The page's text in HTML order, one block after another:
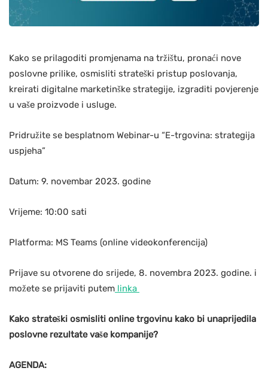
Kako se prilagoditi promjenama na tržištu, pronaći nove
poslovne prilike, osmisliti strateški pristup poslovanja,
kreirati digitalne marketinške strategije, izgraditi povjerenje
u vaše proizvode i usluge.
Pridružite se besplatnom Webinar-u “E-trgovina: strategija
uspjeha”
Datum: 9. novembar 2023. godine
Vrijeme: 10:00 sati
Platforma: MS Teams (online videokonferencija)
Prijave su otvorene do srijede, 8. novembra 2023. godine. i
možete se prijaviti putem linka
Kako strateški osmisliti online trgovinu kako bi unaprijedila
poslovne rezultate vaše kompanije?
AGENDA: